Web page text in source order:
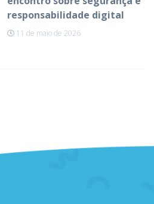
responsabilidade digital
11 de maio de 2026